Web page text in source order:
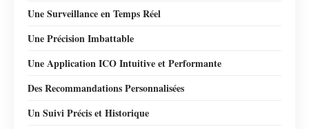
Une Surveillance en Temps Réel
Une Précision Imbattable
Une Application ICO Intuitive et Performante
Des Recommandations Personnalisées
Un Suivi Précis et Historique